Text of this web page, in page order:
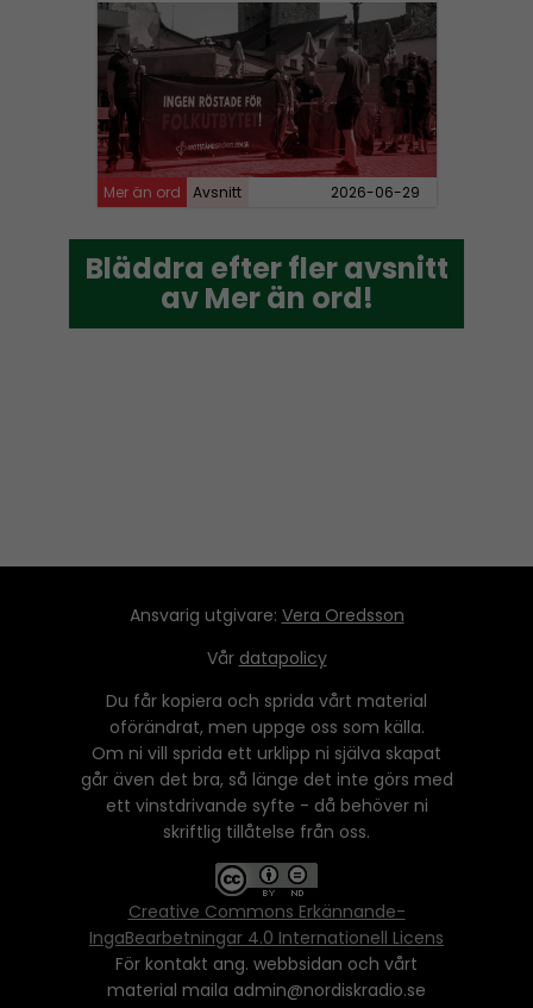
Mer än ord Avsnitt 2026-06-29
Bläddra efter fler avsnitt
av Mer än ord!
Bläddra efter fler avsnitt
av Mer än ord!
Ansvarig utgivare: Vera Oredsson
Vår datapolicy
Du får kopiera och sprida vårt material
oförändrat, men uppge oss som källa.
Om ni vill sprida ett urklipp ni själva skapat
går även det bra, så länge det inte görs med
ett vinstdrivande syfte - då behöver ni
skriftlig tillåtelse från oss.
Creative Commons Erkännande-
IngaBearbetningar 4.0 Internationell Licens
För kontakt ang. webbsidan och vårt
material maila admin@nordiskradio.se